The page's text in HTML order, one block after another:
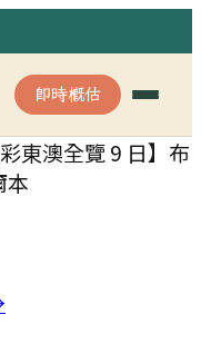
即時概估
東澳全覽 9 日】布
本